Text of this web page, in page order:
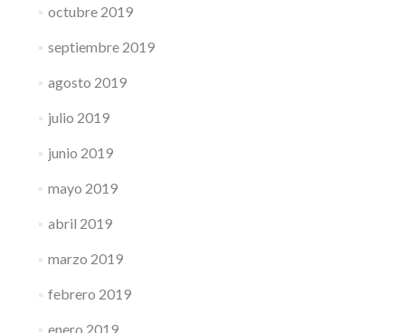
octubre 2019
septiembre 2019
agosto 2019
julio 2019
junio 2019
mayo 2019
abril 2019
marzo 2019
febrero 2019
enero 2019